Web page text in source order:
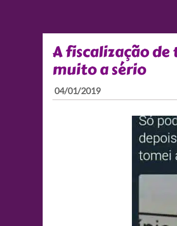
A fiscalização
muito a sério
04/01/2019